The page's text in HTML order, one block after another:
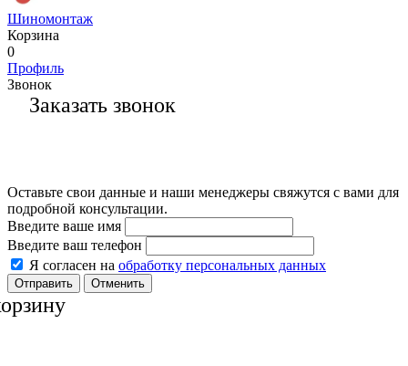
Шиномонтаж
Корзина
0
Профиль
Звонок
Заказать звонок
Оставьте свои данные и наши менеджеры свяжутся с вами для
подробной консультации.
Введите ваше имя
Введите ваш телефон
Я согласен на обработку персональных данных
Отменить